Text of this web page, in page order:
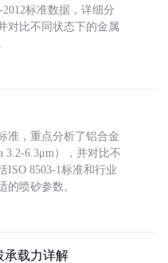
标准数据，详细分
对比不同状态下的金属
准，重点分析了铝合金
3.2-6.3μm），并对比不
ISO 8503-1标准和行业
的喷砂参数。
承载力详解